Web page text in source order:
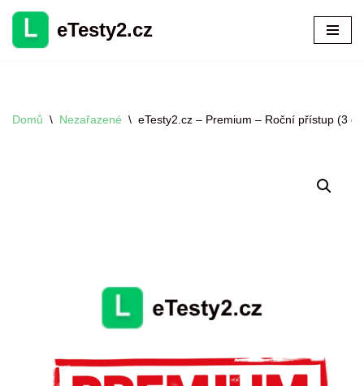
Přeskočit
eTesty2.cz
Domů \ Nezařazené \ eTesty2.cz – Premium – Roční přístup (3